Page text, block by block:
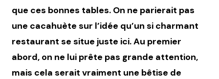
que ces bonnes tables. On ne parierait pas
une cacahuète sur l’idée qu’un si charmant
restaurant se situe juste ici. Au premier
abord, on ne lui prête pas grande attention,
mais cela serait vraiment une bêtise de